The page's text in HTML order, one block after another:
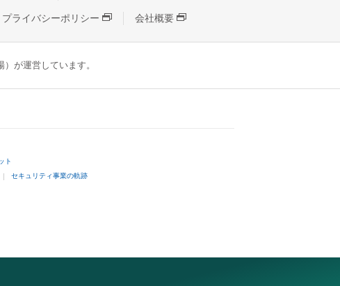
プライバシーポリシー 会社概要
が運営しています。
ト
セキュリティ事業の軌跡